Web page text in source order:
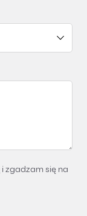
i zgadzam się na